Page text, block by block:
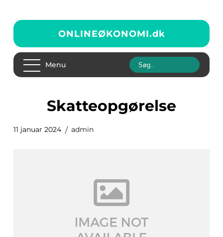
ONLINEØKONOMI.dk
Menu
skatteopgørelse
11 januar 2024 admin